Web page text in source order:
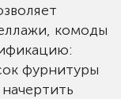
комоды
фурнитуры